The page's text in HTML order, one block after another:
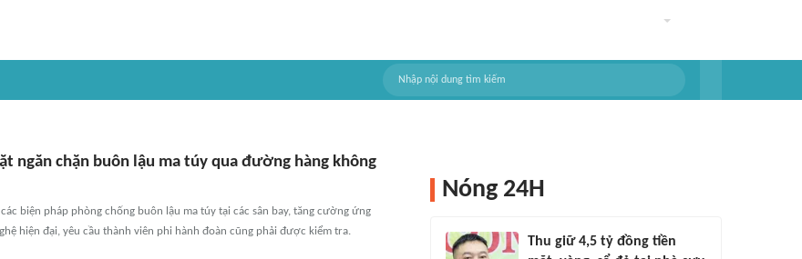
ngăn chặn buôn lậu ma túy qua đường hàng không
các biện pháp phòng chống buôn lậu ma túy tại các sân bay, tăng cường ứng
hiện đại, yêu cầu thành viên phi hành đoàn cũng phải được kiểm tra.
Nóng 24H
Thu giữ 4,5 tỷ đồng tiền